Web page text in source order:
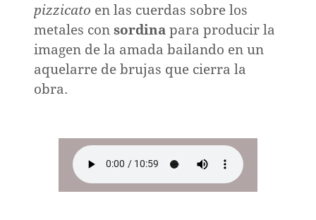
pizzicato en las cuerdas sobre los
metales con sordina para producir la
imagen de la amada bailando en un
aquelarre de brujas que cierra la
obra.